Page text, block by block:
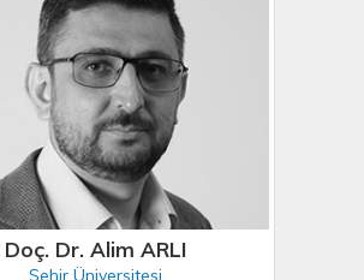
Doç. Dr. Alim ARLI
Şehir Üniversitesi